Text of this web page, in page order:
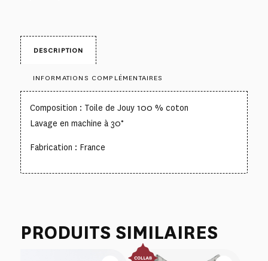
DESCRIPTION
INFORMATIONS COMPLÉMENTAIRES
Composition : Toile de Jouy 100 % coton
Lavage en machine à 30°
Fabrication : France
PRODUITS SIMILAIRES